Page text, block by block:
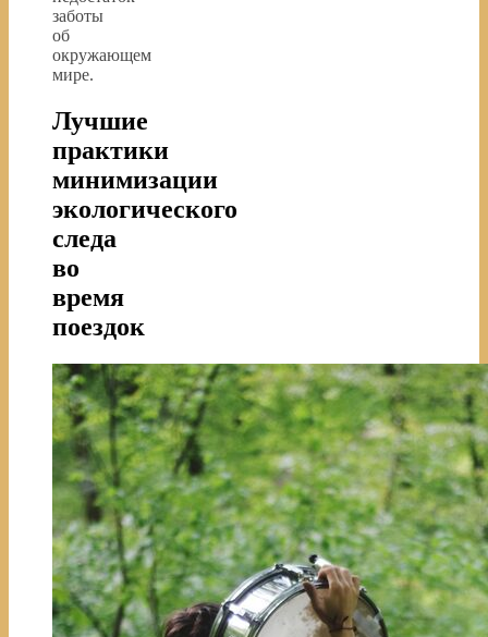
заботы
об
окружающем
мире.
Лучшие
практики
минимизации
экологического
следа
во
время
поездок